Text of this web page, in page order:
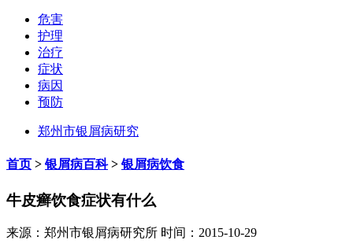
危害
护理
治疗
症状
病因
预防
郑州市银屑病研究
首页 >银屑病百科>银屑病饮食
牛皮癣饮食症状有什么
来源：郑州市银屑病研究所 时间：2015-10-29